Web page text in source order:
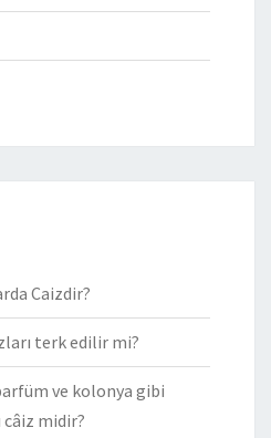
Caizdir?
terk edilir mi?
ve kolonya gibi
midir?